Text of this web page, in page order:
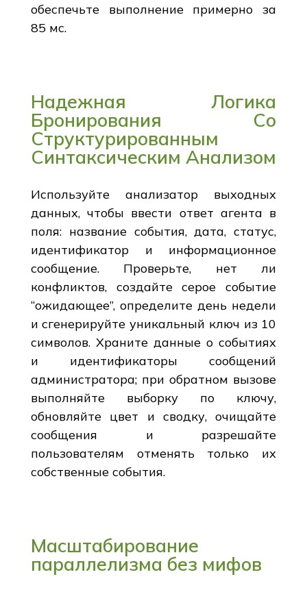
обеспечьте выполнение примерно за
85 мс.
Надежная Логика
Бронирования Со
Структурированным
Синтаксическим Анализом
Используйте анализатор выходных
данных, чтобы ввести ответ агента в
поля: название события, дата, статус,
идентификатор и информационное
сообщение. Проверьте, нет ли
конфликтов, создайте серое событие
“ожидающее”, определите день недели
и сгенерируйте уникальный ключ из 10
символов. Храните данные о событиях
и идентификаторы сообщений
администратора; при обратном вызове
выполняйте выборку по ключу,
обновляйте цвет и сводку, очищайте
сообщения и разрешайте
пользователям отменять только их
собственные события.
Масштабирование
параллелизма без мифов